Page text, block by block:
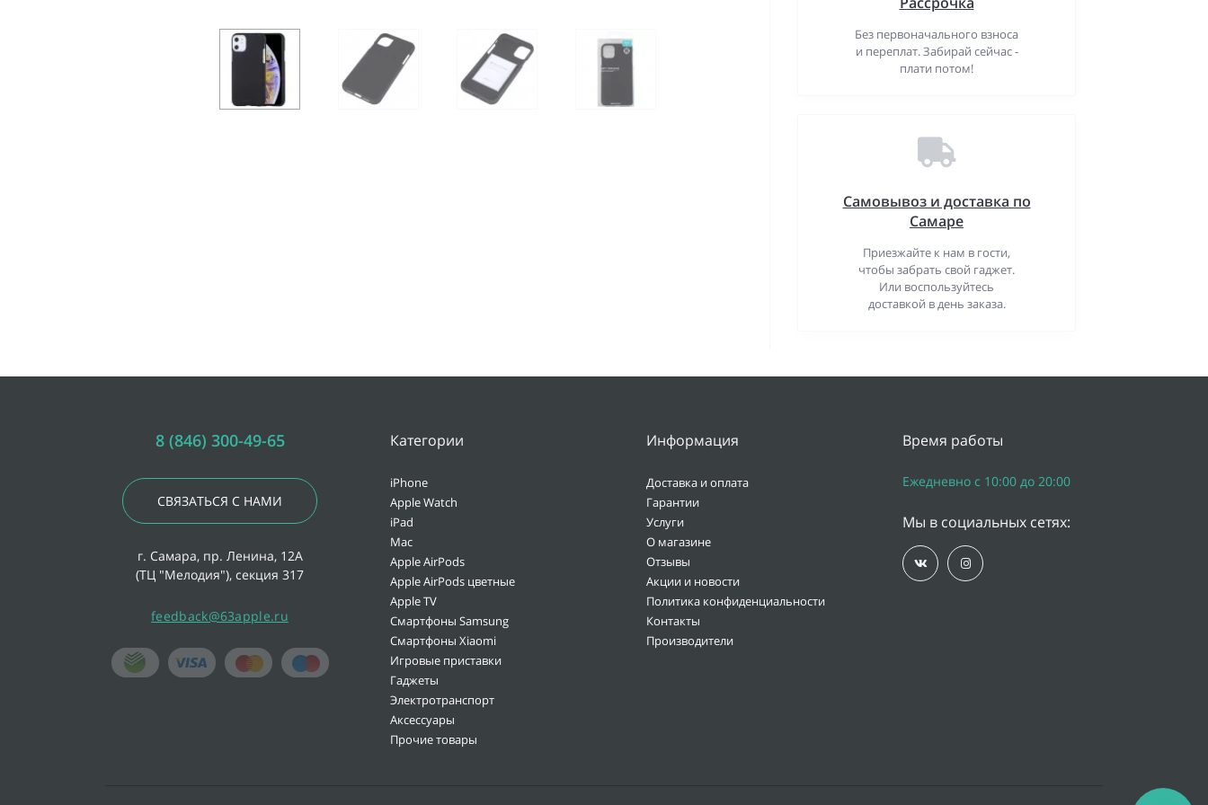
Без первоначального взноса
и переплат. Забирай сейчас -
плати потом!
Самовывоз и доставка по
Самаре
Приезжайте к нам в гости,
чтобы забрать свой гаджет.
Или воспользуйтесь
доставкой в день заказа.
8 (846) 300-49-65
СВЯЗАТЬСЯ С НАМИ
г. Самара, пр. Ленина, 12А
(ТЦ "Мелодия"), секция 317
feedback@63apple.ru
Категории
iPhone
Apple Watch
iPad
Mac
Apple AirPods
Apple AirPods цветные
Apple TV
Смартфоны Samsung
Смартфоны Xiaomi
Игровые приставки
Гаджеты
Электротранспорт
Аксессуары
Прочие товары
Информация
Доставка и оплата
Гарантии
Услуги
О магазине
Отзывы
Акции и новости
Политика конфиденциальности
Контакты
Производители
Время работы
Ежедневно с 10:00 до 20:00
Мы в социальных сетях: